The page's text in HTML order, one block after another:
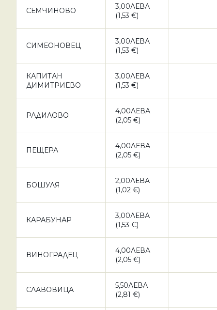
СЕМЧИНОВО
3,00ЛЕВА
(1,53 €)
СИМЕОНОВЕЦ
3,00ЛЕВА
(1,53 €)
КАПИТАН
ДИМИТРИЕВО
3,00ЛЕВА
(1,53 €)
РАДИЛОВО
4,00ЛЕВА
(2,05 €)
ПЕЩЕРА
4,00ЛЕВА
(2,05 €)
БОШУЛЯ
2,00ЛЕВА
(1,02 €)
КАРАБУНАР
3,00ЛЕВА
(1,53 €)
ВИНОГРАДЕЦ
4,00ЛЕВА
(2,05 €)
СЛАВОВИЦА
5,50ЛЕВА
(2,81 €)